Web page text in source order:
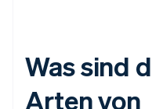
Was sind
Arten von